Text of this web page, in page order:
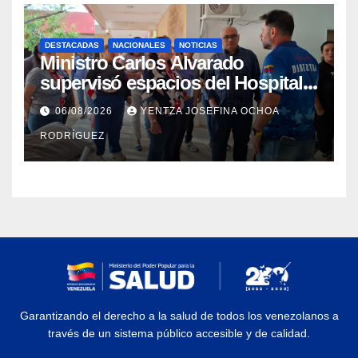
DESTACADAS NACIONALES NOTICIAS
Ministro Carlos Alvarado
supervisó espacios del Hospital
Dermatológico Dr. Martín Vegas
en La Guaira
06/08/2026 YENTZA JOSEFINA OCHOA
RODRÍGUEZ
Garantizando el derecho a la salud de todos los venezolanos a
través de un sistema público accesible y de calidad.